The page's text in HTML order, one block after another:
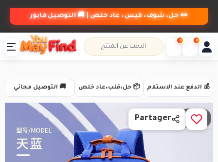
👀 حل، شوف، قيس، عاد خلص | 🚚 التوصيل فابور
🚚 التوصيل مجاني 📦 حل،قلب،عاد خلص 💰 الدفع عند الاستلام
1 / 4
Partager
0 0